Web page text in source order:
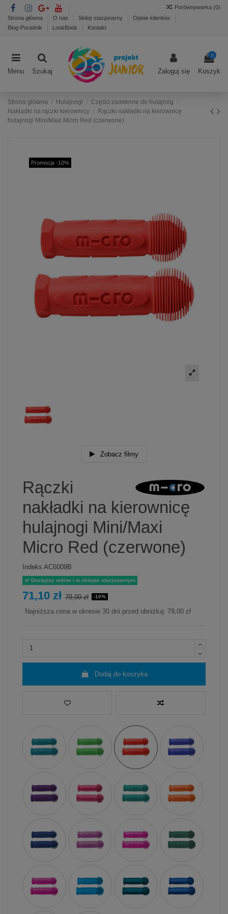
Strona główna O nas Sklep stacjonarny
Opinie klientów
Blog-Poradnik
LookBook Kontakt
Porównywarka (0)
Menu Szukaj Zaloguj się
0
Koszyk
Strona główna Hulajnogi
Części zamienne do hulajnóg
Nakładki na rączki kierownicy
Rączki nakładki na kierownicę
hulajnogi Mini/Maxi Micro Red (czerwone)
Promocja -10%
Zobacz filmy
Rączki
nakładki na kierownicę
hulajnogi Mini/Maxi
Micro Red (czerwone)
Indeks AC6009B
Dostępny online i w sklepie stacjonarnym
71,10 zł 79,00 zł -10%
Najniższa cena w okresie 30 dni przed obniżką: 79,00 zł
Dodaj do koszyka